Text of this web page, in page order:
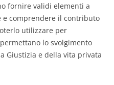
fornire validi elementi a
e comprendere il contributo
utilizzare per
lo svolgimento
Giustizia e della vita privata